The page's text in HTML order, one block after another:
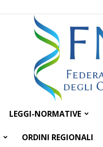
LEGGI-NORMATIVE
ORDINI REGIONALI